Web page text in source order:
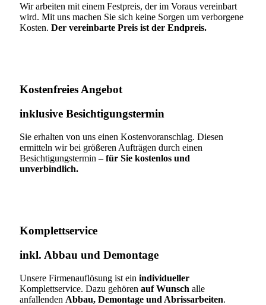
Wir arbeiten mit einem Festpreis, der im Voraus vereinbart
wird. Mit uns machen Sie sich keine Sorgen um verborgene
Kosten. Der vereinbarte Preis ist der Endpreis.
Kostenfreies Angebot
inklusive Besichtigungstermin
Sie erhalten von uns einen Kostenvoranschlag. Diesen
ermitteln wir bei größeren Aufträgen durch einen
Besichtigungstermin – für Sie kostenlos und
unverbindlich.
Komplettservice​
inkl. Abbau und Demontage​
Unsere Firmenauflösung ist ein individueller
Komplettservice. Dazu gehören auf Wunsch alle
anfallenden Abbau, Demontage und Abrissarbeiten.